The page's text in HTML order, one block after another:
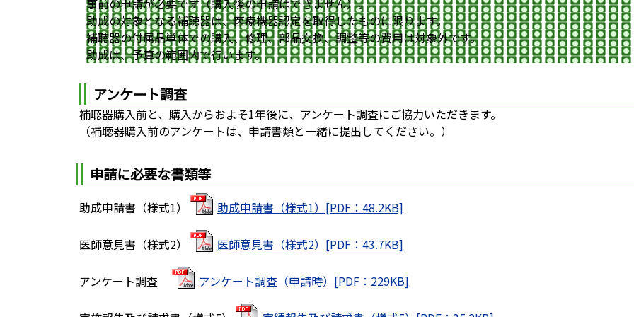
事前の申請が必要です（購入後の申請はできません）。
助成の対象となる補聴器は、医療機器認定を取得したものに限ります。
補聴器の付属品単体での購入、修理、部品交換、調整等の費用は対象外です。
助成は、予算の範囲内で行います。
アンケート調査
補聴器購入前と、購入からおよそ1年後に、アンケート調査にご協力いただきます。
（補聴器購入前のアンケートは、申請書類と一緒に提出してください。）
申請に必要な書類等
助成申請書（様式1） 助成申請書（様式1）[PDF：48.2KB]
医師意見書（様式2） 医師意見書（様式2）[PDF：43.7KB]
アンケート調査 アンケート調査（申請時）[PDF：229KB]